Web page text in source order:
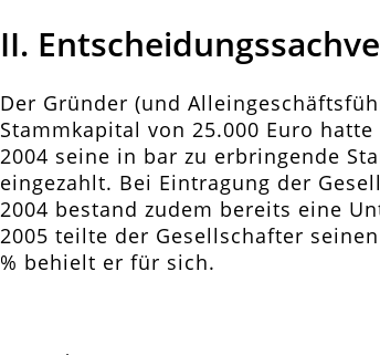
II.
Der Gründer (und
Stammkapital von 25.000 Euro
2004 seine in bar zu erbringende
eingezahlt. Bei Eintragung der
2004 bestand zudem bereits eine
2005 teilte der Gesellschafter
% behielt er für sich.